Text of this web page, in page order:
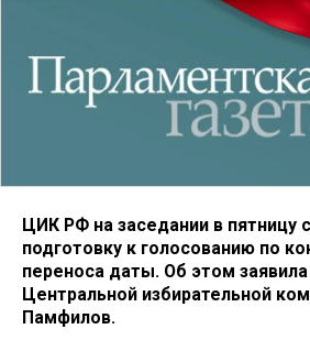
ЦИК РФ на заседании в пятницу
подготовку к голосованию по
переноса даты. Об этом
Центральной избирательной
Памфилов.